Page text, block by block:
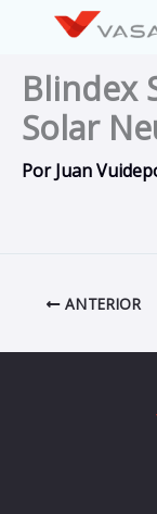
contenido
Blindex
Solar
PorJuan
ANTERIOR